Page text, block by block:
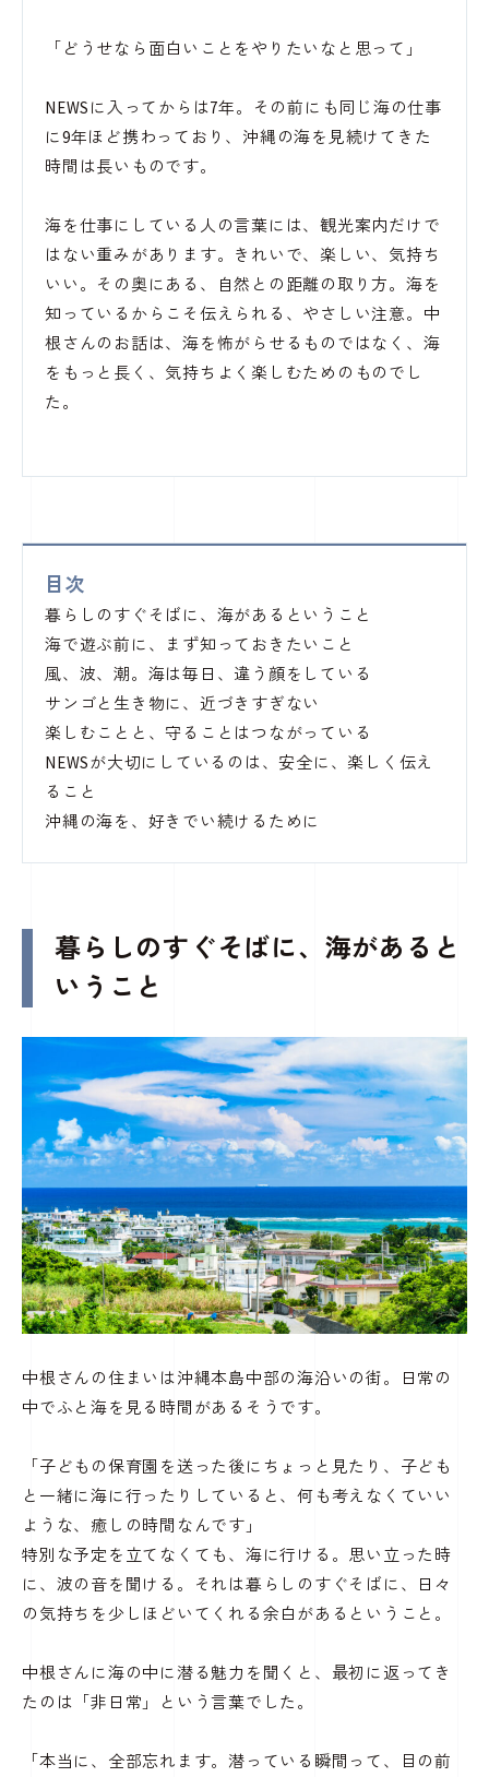
「どうせなら面白いことをやりたいなと思って」
NEWSに入ってからは7年。その前にも同じ海の仕事
に9年ほど携わっており、沖縄の海を見続けてきた
時間は長いものです。
海を仕事にしている人の言葉には、観光案内だけで
はない重みがあります。きれいで、楽しい、気持ち
いい。その奥にある、自然との距離の取り方。海を
知っているからこそ伝えられる、やさしい注意。中
根さんのお話は、海を怖がらせるものではなく、海
をもっと長く、気持ちよく楽しむためのものでし
た。
目次
暮らしのすぐそばに、海があるということ
海で遊ぶ前に、まず知っておきたいこと
風、波、潮。海は毎日、違う顔をしている
サンゴと生き物に、近づきすぎない
楽しむことと、守ることはつながっている
NEWSが大切にしているのは、安全に、楽しく伝え
ること
沖縄の海を、好きでい続けるために
暮らしのすぐそばに、海があると
いうこと
中根さんの住まいは沖縄本島中部の海沿いの街。日常の
中でふと海を見る時間があるそうです。
「子どもの保育園を送った後にちょっと見たり、子ども
と一緒に海に行ったりしていると、何も考えなくていい
ような、癒しの時間なんです」
特別な予定を立てなくても、海に行ける。思い立った時
に、波の音を聞ける。それは暮らしのすぐそばに、日々
の気持ちを少しほどいてくれる余白があるということ。
中根さんに海の中に潜る魅力を聞くと、最初に返ってき
たのは「非日常」という言葉でした。
「本当に、全部忘れます。潜っている瞬間って、目の前